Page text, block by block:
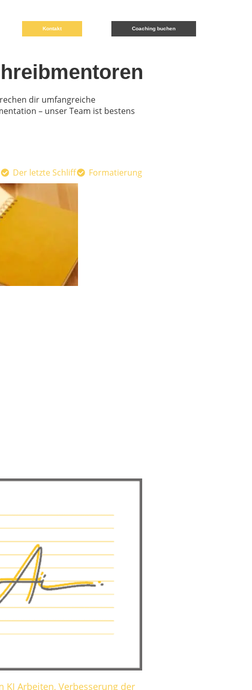
Kontakt Coaching buchen
dir umfangreiche
– unser Team ist bestens
Der letzte Schliff Formatierung
KI Arbeiten, Verbesserung der